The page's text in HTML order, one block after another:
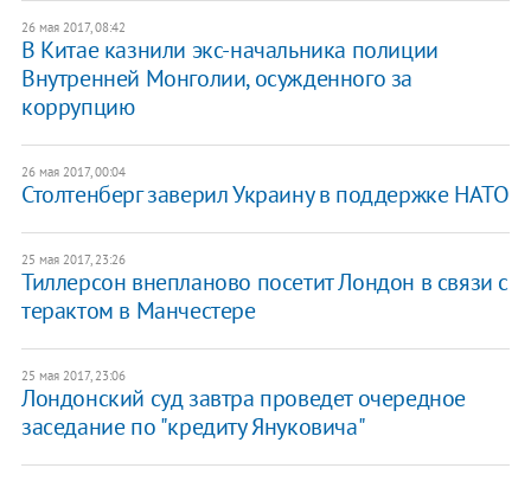
26 мая 2017, 08:42
В Китае казнили экс-начальника полиции
Внутренней Монголии, осужденного за
коррупцию
26 мая 2017, 00:04
Столтенберг заверил Украину в поддержке НАТО
25 мая 2017, 23:26
Тиллерсон внепланово посетит Лондон в связи с
терактом в Манчестере
25 мая 2017, 23:06
Лондонский суд завтра проведет очередное
заседание по "кредиту Януковича"